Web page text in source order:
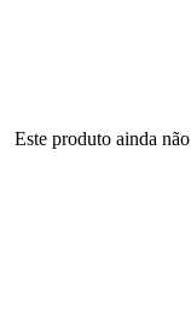
Este produto ainda